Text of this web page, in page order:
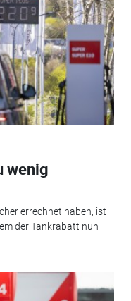
wenig
errechnet haben, ist
der Tankrabatt nun